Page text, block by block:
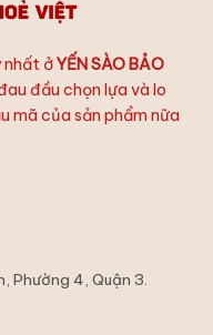
nhất ởYẾN SÀO BẢO
đầu chọn lựa và lo
mã của sản phẩm nữa
Phường 4, Quận 3.